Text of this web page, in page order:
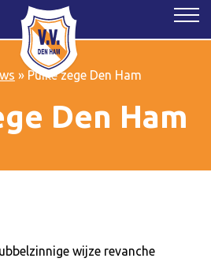
» Puike zege Den Ham
Den Ham
wijze revanche